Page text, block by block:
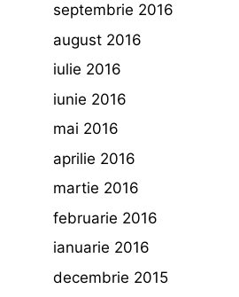
septembrie 2016
august 2016
iulie 2016
iunie 2016
mai 2016
aprilie 2016
martie 2016
februarie 2016
ianuarie 2016
decembrie 2015